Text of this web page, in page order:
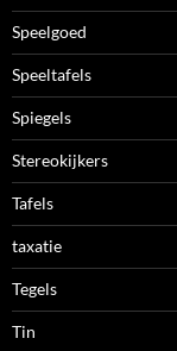
Speelgoed
Speeltafels
Spiegels
Stereokijkers
Tafels
taxatie
Tegels
Tin